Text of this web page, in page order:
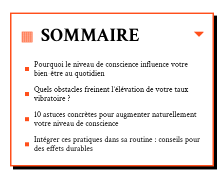
SOMMAIRE
Pourquoi le niveau de conscience influence votre
bien-être au quotidien
Quels obstacles freinent l’élévation de votre taux
vibratoire ?
10 astuces concrètes pour augmenter naturellement
votre niveau de conscience
Intégrer ces pratiques dans sa routine : conseils pour
des effets durables